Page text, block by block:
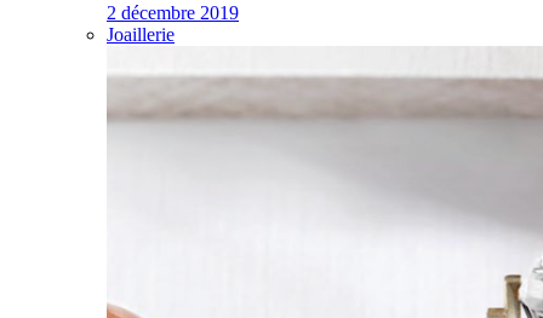
2 décembre 2019
Joaillerie